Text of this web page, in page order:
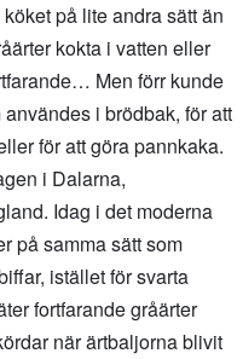
på lite andra sätt än
kokta i vatten eller
Men förr kunde
i brödbak, för att
för att göra pannkaka.
i Dalarna,
Idag i det moderna
på samma sätt som
istället för svarta
fortfarande gråärter
när ärtbaljorna blivit